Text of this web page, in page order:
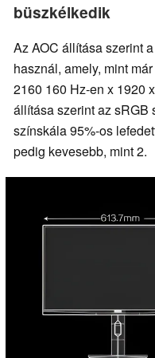
büszkélkedik
Az AOC állítása szerint
használ, amely, mint
2160 160 Hz-en x 1920
állítása szerint az sRGB
színskála 95%-os
pedig kevesebb, mint 2.